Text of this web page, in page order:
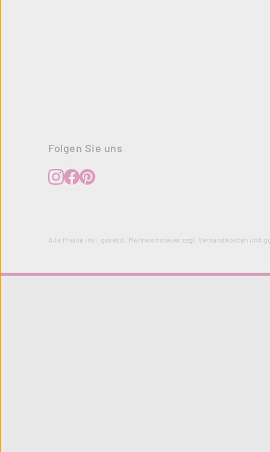
Folgen Sie uns
Alle Preise inkl. gesetzl. Mehrwertsteuer zzgl. Versandkosten und